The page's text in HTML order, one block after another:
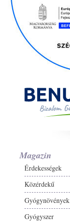
Magazin
Érdekességek
Közérdekű
Gyógynövények
Gyógyszer